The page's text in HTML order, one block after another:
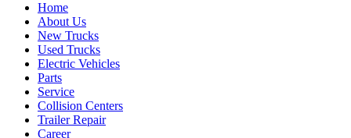
Home
About Us
New Trucks
Used Trucks
Electric Vehicles
Parts
Service
Collision Centers
Trailer Repair
Career